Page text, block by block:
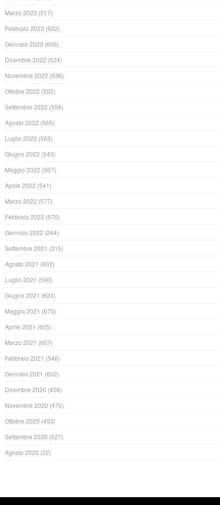
Marzo 2023 (517)
Febbraio 2023 (502)
Gennaio 2023 (606)
Dicembre 2022 (524)
Novembre 2022 (536)
Ottobre 2022 (555)
Settembre 2022 (556)
Agosto 2022 (565)
Luglio 2022 (563)
Giugno 2022 (543)
Maggio 2022 (567)
Aprile 2022 (541)
Marzo 2022 (577)
Febbraio 2022 (570)
Gennaio 2022 (244)
Settembre 2021 (315)
Agosto 2021 (602)
Luglio 2021 (590)
Giugno 2021 (623)
Maggio 2021 (675)
Aprile 2021 (605)
Marzo 2021 (607)
Febbraio 2021 (546)
Gennaio 2021 (602)
Dicembre 2020 (458)
Novembre 2020 (470)
Ottobre 2020 (453)
Settembre 2020 (527)
Agosto 2020 (22)